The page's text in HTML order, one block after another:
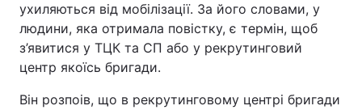
ухиляються від мобілізації. За його словами, у
людини, яка отримала повістку, є термін, щоб
з’явитися у ТЦК та СП або у рекрутинговий
центр якоїсь бригади.
Він розпоів, що в рекрутинговому центрі бригади